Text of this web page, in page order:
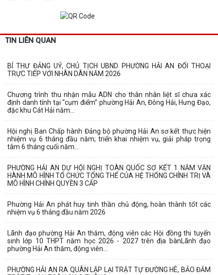
TIN LIÊN QUAN
BÍ THƯ ĐẢNG UỶ, CHỦ TỊCH UBND PHƯỜNG HẢI AN ĐỐI THOẠI
TRỰC TIẾP VỚI NHÂN DÂN NĂM 2026
Chương trình thu nhận mẫu ADN cho thân nhân liệt sĩ chưa xác
định danh tính tại “cụm điểm” phường Hải An, Đông Hải, Hưng Đạo,
đặc khu Cát Hải năm...
Hội nghị Ban Chấp hành Đảng bộ phường Hải An sơ kết thực hiện
nhiệm vụ 6 tháng đầu năm; triển khai nhiệm vụ, giải pháp trọng
tâm 6 tháng cuối năm...
PHƯỜNG HẢI AN DỰ HỘI NGHỊ TOÀN QUỐC SƠ KẾT 1 NĂM VẬN
HÀNH MÔ HÌNH TỔ CHỨC TỔNG THỂ CỦA HỆ THỐNG CHÍNH TRỊ VÀ
MÔ HÌNH CHÍNH QUYỀN 3 CẤP
Phường Hải An phát huy tinh thần chủ động, hoàn thành tốt các
nhiệm vụ 6 tháng đầu năm 2026
Lãnh đạo phường Hải An thăm, động viên các Hội đồng thi tuyển
sinh lớp 10 THPT năm học 2026 - 2027 trên địa bànLãnh đạo
phường Hải An thăm, động viên...
PHƯỜNG HẢI AN RA QUÂN LẬP LẠI TRẬT TỰ ĐƯỜNG HÈ, BẢO ĐẢM